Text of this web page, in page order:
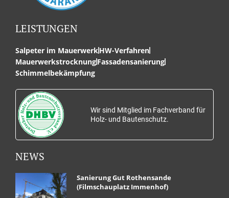
LEISTUNGEN
Salpeter im MauerwerkHW-Verfahren
MauerwerkstrocknungFassadensanierung
Schimmelbekämpfung
Wir sind Mitglied im Fachverband für
Holz- und Bautenschutz.
NEWS
Sanierung Gut Rothensande
(Filmschauplatz Immenhof)